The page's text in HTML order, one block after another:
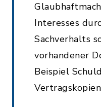
Interesses
Sachverhalts
vorhandener
Beispiel